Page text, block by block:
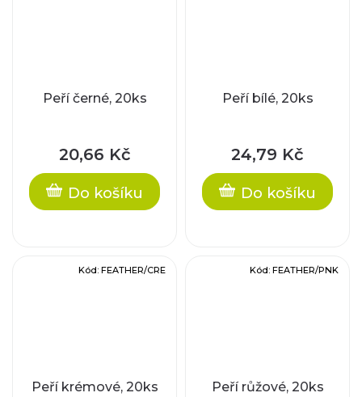
Peří černé, 20ks
20,66 Kč
Do košíku
Peří bílé, 20ks
24,79 Kč
Do košíku
Peří krémové, 20ks
Kód: FEATHER/CRE
Peří růžové, 20ks
Kód: FEATHER/PNK